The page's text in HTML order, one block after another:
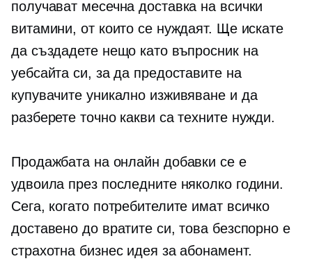
получават месечна доставка на всички
витамини, от които се нуждаят. Ще искате
да създадете нещо като въпросник на
уебсайта си, за да предоставите на
купувачите уникално изживяване и да
разберете точно какви са техните нужди.
Продажбата на онлайн добавки се е
удвоила през последните няколко години.
Сега, когато потребителите имат всичко
доставено до вратите си, това безспорно е
страхотна бизнес идея за абонамент.